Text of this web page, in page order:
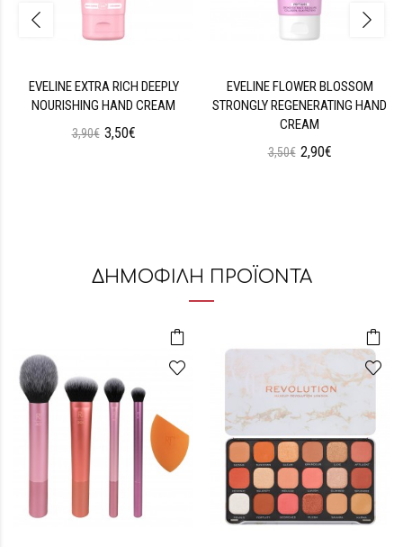
EVELINE EXTRA RICH DEEPLY
NOURISHING HAND CREAM
3,90€ 3,50€
EVELINE FLOWER BLOSSOM
STRONGLY REGENERATING HAND
CREAM
3,50€ 2,90€
ΔΗΜΟΦΙΛΗ ΠΡΟΪΟΝΤΑ